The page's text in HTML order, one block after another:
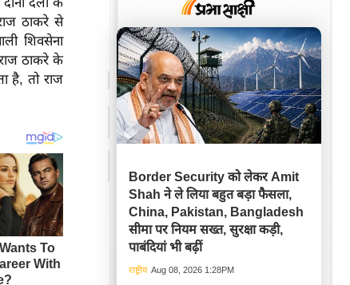
ठाकरे से
शिवसेना
ठाकरे के
है, तो राज
Border Security को लेकर Amit
Shah ने ले लिया बहुत बड़ा फैसला,
China, Pakistan, Bangladesh
सीमा पर नियम सख्त, सुरक्षा कड़ी,
पाबंदियां भी बढ़ीं
राष्ट्रीय Aug 08, 2026 1:28PM